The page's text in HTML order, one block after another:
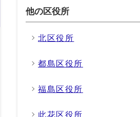
他の区役所
北区役所
都島区役所
福島区役所
此花区役所